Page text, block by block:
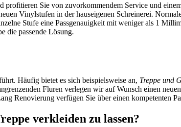
profitieren Sie von zuvorkommendem Service und
Vinylstufen in der hauseigenen Schreinerei.
Stufe eine Passgenauigkeit mit weniger als 1
die passende Lösung.
Häufig bietet es sich beispielsweise an, Treppe und
Fluren verlegen wir auf Wunsch einen
Renovierung verfügen Sie über einen kompetenten
verkleiden zu lassen?